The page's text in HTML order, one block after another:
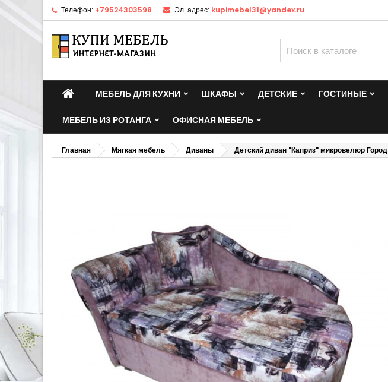
Телефон: +79524303598 Эл. адрес: kupimebel31@yandex.ru
МЕБЕЛЬ ДЛЯ КУХНИ ШКАФЫ ДЕТСКИЕ ГОСТИНЫЕ
МЕБЕЛЬ ИЗ РОТАНГА ОФИСНАЯ МЕБЕЛЬ
Главная Мягкая мебель Диваны Детский диван "Каприз" микровелюр Город